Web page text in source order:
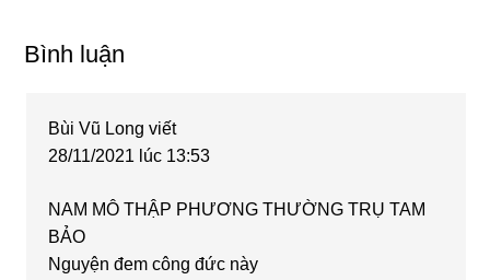
Reader
Bình luận
Bùi Vũ Long viết
28/11/2021 lúc 13:53
NAM MÔ THẬP PHƯƠNG THƯỜNG TRỤ TAM
BẢO
Nguyện đem công đức này